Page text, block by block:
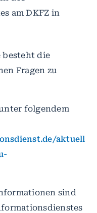
am DKFZ in
besteht die
Fragen zu
folgendem
aktuell
sind